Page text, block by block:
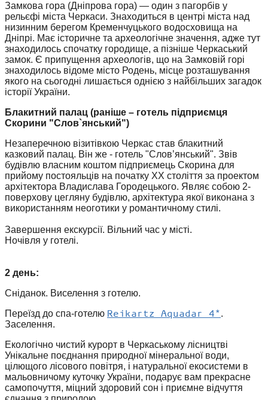
Замкова гора (Дніпрова гора) — один з пагорбів у
рельєфі міста Черкаси. Знаходиться в центрі міста над
низинним берегом Кременчуцького водосховища на
Дніпрі. Має історичне та археологічне значення, адже тут
знаходилось спочатку городище, а пізніше Черкаський
замок. Є припущення археологів, що на Замковій горі
знаходилось відоме місто Родень, місце розташування
якого на сьогодні лишається однією з найбільших загадок
історії України.
Блакитний палац (раніше – готель підприємця
Скорини "Слов`янський")
Незаперечною візитівкою Черкас став блакитний
казковий палац. Він же - готель "Слов’янський". Звів
будівлю власним коштом підприємець Скорина для
прийому постояльців на початку XX століття за проектом
архітектора Владислава Городецького. Являє собою 2-
поверхову цегляну будівлю, архітектура якої виконана з
використанням неоготики у романтичному стилі.
Завершення екскурсії. Вільний час у місті.
Ночівля у готелі.
2 день:
Сніданок. Виселення з готелю.
Переїзд до спа-готелю Reikartz Aquadar 4*.
Заселення.
Екологічно чистий курорт в Черкаському лісництві
Унікальне поєднання природної мінеральної води,
цілющого лісового повітря, і натуральної екосистеми в
мальовничому куточку України, подарує вам прекрасне
самопочуття, міцний здоровий сон і приємне відчуття